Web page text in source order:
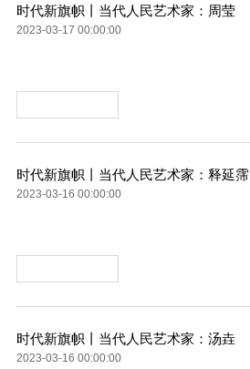
时代新旗帜丨当代人民艺术家：周莹
2023-03-17 00:00:00
时代新旗帜丨当代人民艺术家：释延霈
2023-03-16 00:00:00
时代新旗帜丨当代人民艺术家：汤垚
2023-03-16 00:00:00